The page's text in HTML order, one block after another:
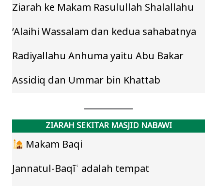
Ziarah ke Makam Rasulullah Shalallahu
‘Alaihi Wassalam dan kedua sahabatnya
Radiyallahu Anhuma yaitu Abu Bakar
Assidiq dan Ummar bin Khattab
ZIARAH SEKITAR MASJID NABAWI
Makam Baqi
Jannatul-Baqīʿ adalah tempat